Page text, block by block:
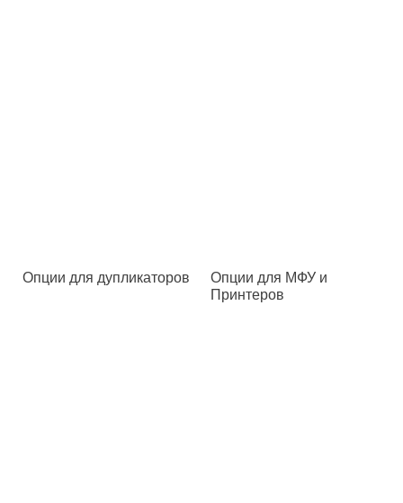
Опции для дупликаторов
Опции для МФУ и
Принтеров